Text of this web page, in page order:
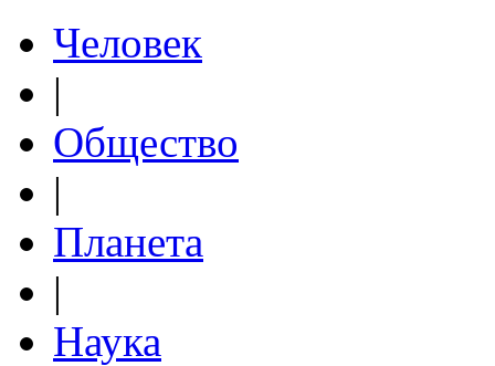
Человек
|
Общество
|
Планета
|
Наука